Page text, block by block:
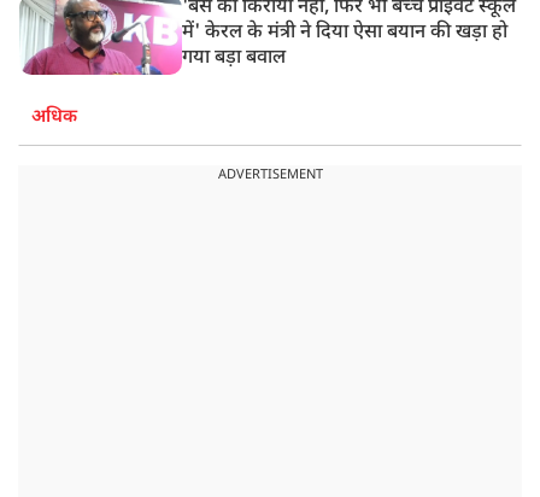
'बस का किराया नहीं, फिर भी बच्चे प्राइवेट स्कूल
में' केरल के मंत्री ने दिया ऐसा बयान की खड़ा हो
गया बड़ा बवाल
अधिक
ADVERTISEMENT